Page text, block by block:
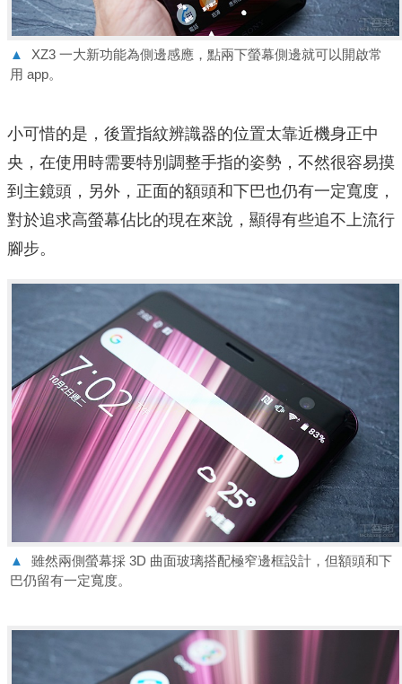
▲
XZ3 一大新功能為側邊感應，點兩下螢幕側邊就可以開啟常
用 app。
小可惜的是，後置指紋辨識器的位置太靠近機身正中
央，在使用時需要特別調整手指的姿勢，不然很容易摸
到主鏡頭，另外，正面的額頭和下巴也仍有一定寬度，
對於追求高螢幕佔比的現在來說，顯得有些追不上流行
腳步。
▲
雖然兩側螢幕採 3D 曲面玻璃搭配極窄邊框設計，但額頭和下
巴仍留有一定寬度。